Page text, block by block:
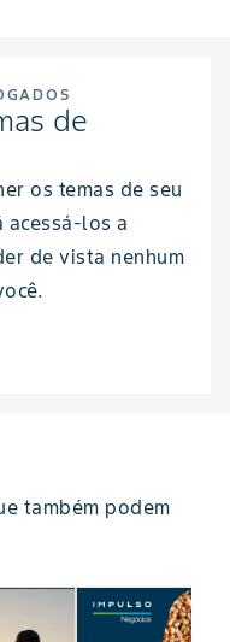
de
os temas de seu
acessá-los a
de vista nenhum
também podem